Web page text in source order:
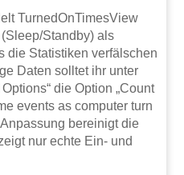
TurnedOnTimesView
Standby) als
die Statistiken verfälschen
Daten solltet ihr unter
die Option „Count
events as computer turn
bereinigt die
nur echte Ein- und